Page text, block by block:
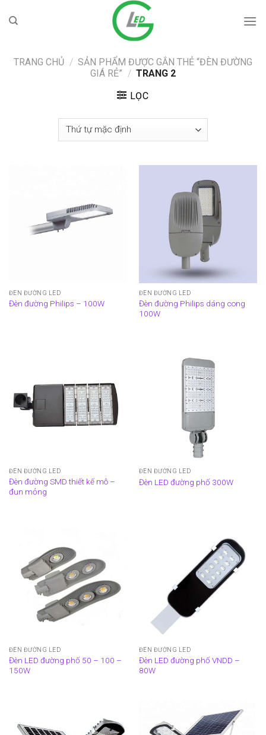
TRANG CHỦ / SẢN PHẨM ĐƯỢC GẮN THẺ “ĐÈN ĐƯỜNG
GIÁ RẺ” / TRANG 2
LỌC
ĐÈN ĐƯỜNG LED
Đèn đường Philips – 100W
ĐÈN ĐƯỜNG LED
Đèn đường Philips dáng cong
100W
ĐÈN ĐƯỜNG LED
Đèn đường SMD thiết kế mô –
đun mỏng
ĐÈN ĐƯỜNG LED
Đèn LED đường phố 300W
ĐÈN ĐƯỜNG LED
Đèn LED đường phố 50 – 100 –
150W
ĐÈN ĐƯỜNG LED
Đèn LED đường phố VNDD –
80W